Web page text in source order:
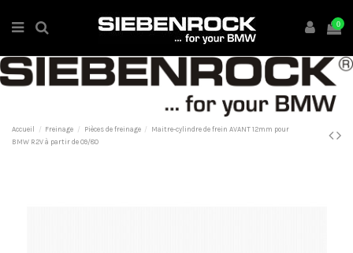
0
Accueil Freinage Pièces de freinage
Maitre-cylindre de frein AVANT 12mm pour
BMW R2V à partir de 09/80